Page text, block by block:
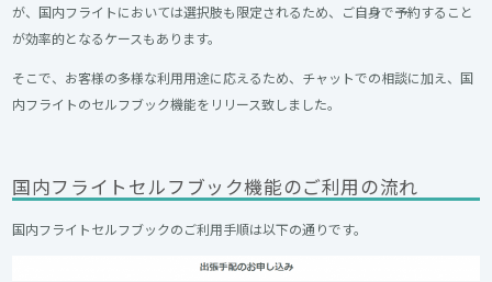
が、国内フライトにおいては選択肢も限定されるため、ご自身で予約すること
が効率的となるケースもあります。
そこで、お客様の多様な利用用途に応えるため、チャットでの相談に加え、国
内フライトのセルフブック機能をリリース致しました。
国内フライトセルフブック機能のご利用の流れ
国内フライトセルフブックのご利用手順は以下の通りです。